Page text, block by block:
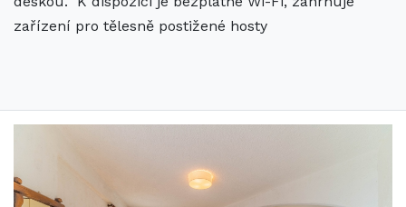
zařízení pro tělesně postižené hosty